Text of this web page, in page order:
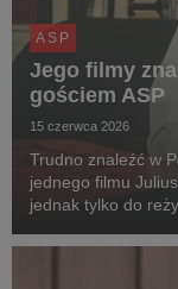
ASP
Jego filmy
gościem ASP
15 czerwca 2026
Trudno znaleźć w
jednego filmu
jednak tylko do
polskiego kina